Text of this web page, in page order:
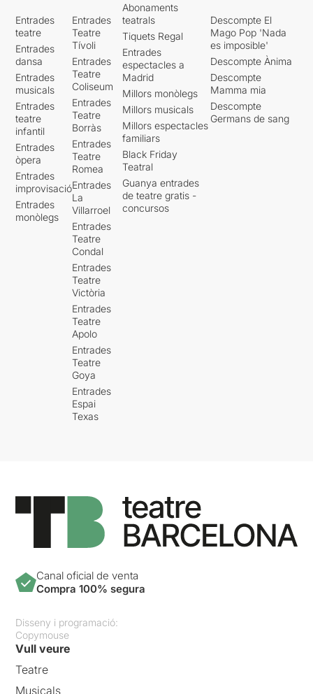
Entrades
teatre
Entrades
dansa
Entrades
musicals
Entrades
teatre
infantil
Entrades
òpera
Entrades
improvisació
Entrades
monòlegs
Entrades
Teatre
Tívoli
Entrades
Teatre
Coliseum
Entrades
Teatre
Borràs
Entrades
Teatre
Romea
Entrades
La
Villarroel
Entrades
Teatre
Condal
Entrades
Teatre
Victòria
Entrades
Teatre
Apolo
Entrades
Teatre
Goya
Entrades
Espai
Texas
Abonaments
teatrals
Tiquets Regal
Entrades
espectacles a
Madrid
Millors monòlegs
Millors musicals
Millors espectacles
familiars
Black Friday
Teatral
Guanya entrades
de teatre gratis -
concursos
Descompte El
Mago Pop 'Nada
es imposible'
Descompte Ànima
Descompte
Mamma mia
Descompte
Germans de sang
Canal oficial de venta
Compra 100% segura
Disseny i programació:
Copymouse
Vull veure
Teatre
Musicals